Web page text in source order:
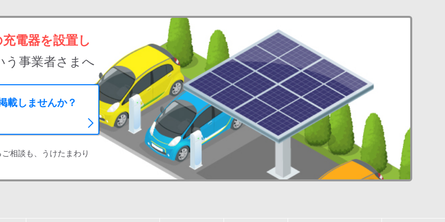
電器を設置し
う事業者さまへ
載しませんか？
相談も、うけたまわり